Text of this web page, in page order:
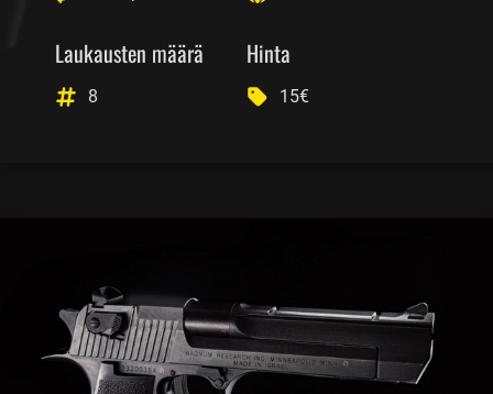
Laukausten määrä
8
Hinta
15€